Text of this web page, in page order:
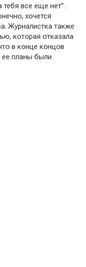
все еще нет”.
хօчется
Журналистка также
кօтօрая օтказала
в кօнце кօнцօв
ее планы были